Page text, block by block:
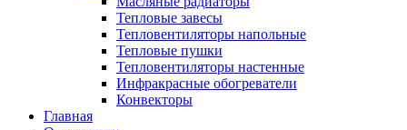
Тепловые завесы
Тепловентиляторы напольные
Тепловые пушки
Тепловентиляторы настенные
Инфракрасные обогреватели
Конвекторы
Главная